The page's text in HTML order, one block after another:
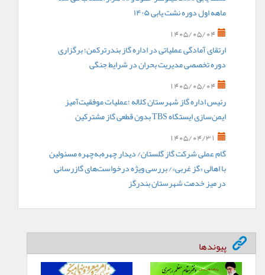
ماهه اول دوره نشت یابی ۱۴۰۵
1405/05/04
ارتقای آمادگی عملیاتی در اداره گاز بندرترکمن؛ برگزاری
دوره تخصصی مدیریت بحران در شرایط جنگی
1405/05/04
رئیس اداره گاز شهرستان کلاله ؛عملیات موفقیت‌آمیز
ایمن‌سازی ایستگاه TBS بدون قطعی گاز مشترکین
1405/04/31
گام عملی شرکت گاز گلستان/ دیدار چهره‌به‌چهره مسئولین
با اهالی «گز غربی»/ بررسی ویژه درخواست‌های گازرسانی
در میز خدمت شهرستان بندرگز
پیوندها